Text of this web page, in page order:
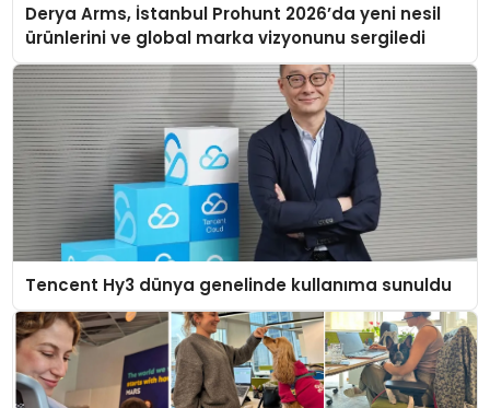
Derya Arms, İstanbul Prohunt 2026’da yeni nesil
ürünlerini ve global marka vizyonunu sergiledi
Tencent Hy3 dünya genelinde kullanıma sunuldu